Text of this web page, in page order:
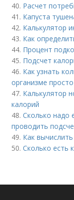
40. Расчет
41. Капуста
42. Калькулятор
43. Как
44. Процент
45. Подсчет
46. Как узнать
организме
47. Калькулятор
калорий
48. Сколько надо
проводить
49. Как
50. Сколько есть